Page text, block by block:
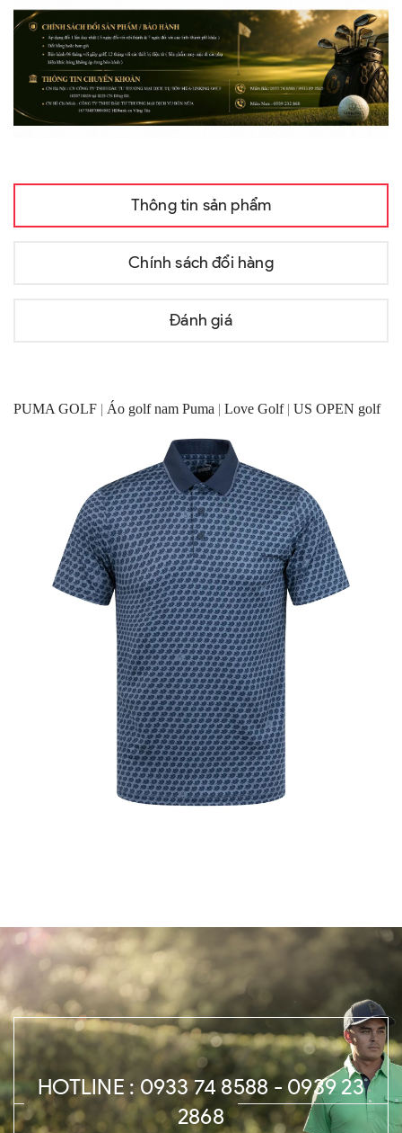
Thông tin sản phẩm
Chính sách đổi hàng
Đánh giá
PUMA GOLF | Áo golf nam Puma | Love Golf | US OPEN golf
HOTLINE : 0933 74 8588 - 0939 23
2868